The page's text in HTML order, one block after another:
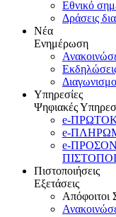
Εθνικό
Δράσεις
Νέα
Ενημέρωση
Υπηρεσίες
Ψηφιακές
e-
e-
e-
Πιστοποιήσεις
Εξετάσεις